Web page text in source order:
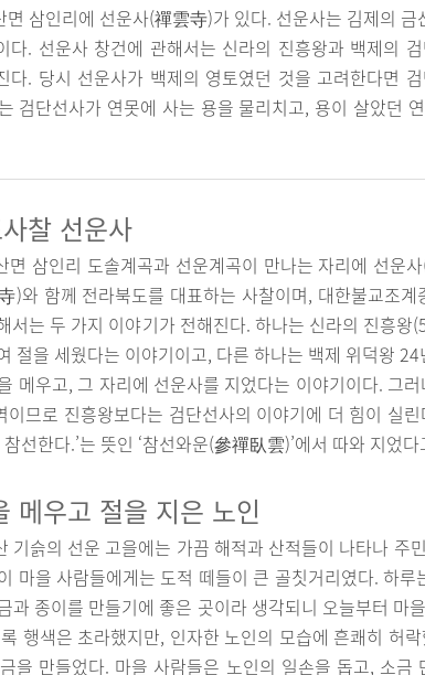
면 삼인리에 선운사(禪雲寺)가 있다. 선운사는 김제의
다. 선운사 창건에 관해서는 신라의 진흥왕과 백제의
다. 당시 선운사가 백제의 영토였던 것을 고려한다면
검단선사가 연못에 사는 용을 물리치고, 용이 살았던
찰 선운사
면 삼인리 도솔계곡과 선운계곡이 만나는 자리에 선운
)와 함께 전라북도를 대표하는 사찰이며, 대한불교조계
서는 두 가지 이야기가 전해진다. 하나는 신라의 진흥왕
절을 세웠다는 이야기이고, 다른 하나는 백제 위덕왕
메우고, 그 자리에 선운사를 지었다는 이야기이다. 그
이므로 진흥왕보다는 검단선사의 이야기에 더 힘이 실
선한다.’는 뜻인 ‘참선와운(參禪臥雲)’에서 따와 지었
메우고 절을 지은 노인
기슭의 선운 고을에는 가끔 해적과 산적들이 나타나 주
마을 사람들에게는 도적 떼들이 큰 골칫거리였다. 하
과 종이를 만들기에 좋은 곳이라 생각되니 오늘부터 마
행색은 초라했지만, 인자한 노인의 모습에 흔쾌히 허
을 만들었다. 마을 사람들은 노인의 일손을 돕고, 소금